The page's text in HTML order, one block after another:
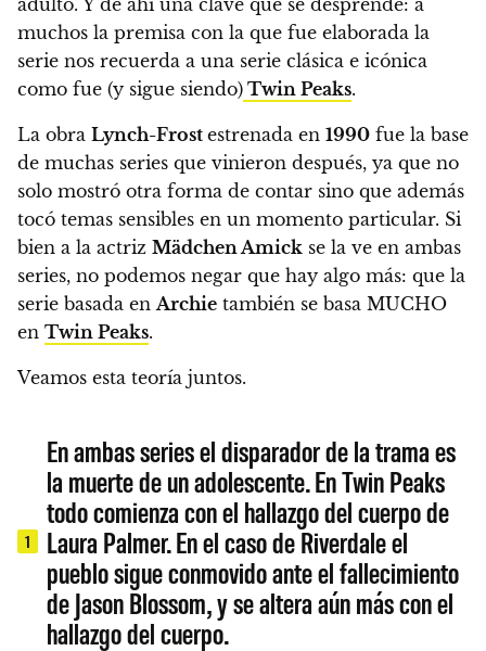
muchos la premisa con la que fue elaborada la
serie nos recuerda a una serie clásica e icónica
como fue (y sigue siendo) Twin Peaks.
La obra Lynch-Frost estrenada en 1990 fue la base
de muchas series que vinieron después, ya que no
solo mostró otra forma de contar sino que además
tocó temas sensibles en un momento particular. Si
bien a la actriz Mädchen Amick se la ve en ambas
series, no podemos negar que hay algo más: que la
serie basada en Archie también se basa MUCHO
en Twin Peaks.
Veamos esta teoría juntos.
1
En ambas series el disparador de la trama es
la muerte de un adolescente. En Twin Peaks
todo comienza con el hallazgo del cuerpo de
Laura Palmer. En el caso de Riverdale el
pueblo sigue conmovido ante el fallecimiento
de Jason Blossom, y se altera aún más con el
hallazgo del cuerpo.